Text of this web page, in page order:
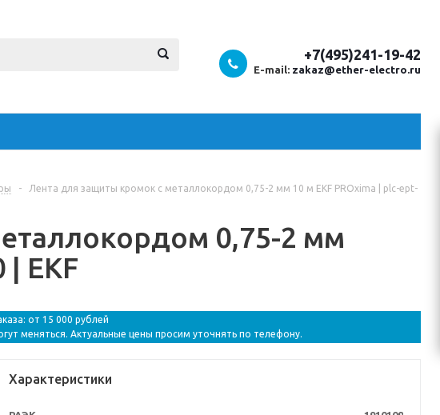
+7(495)241-19-42
E-mail: zakaz@ether-electro.ru
-
Лента для защиты кромок с металлокордом 0,75-2 мм 10 м EKF PROxima | plc-ept-
0,75-2 мм
| EKF
от 15 000 рублей
меняться. Актуальные цены просим уточнять по телефону.
Характеристики